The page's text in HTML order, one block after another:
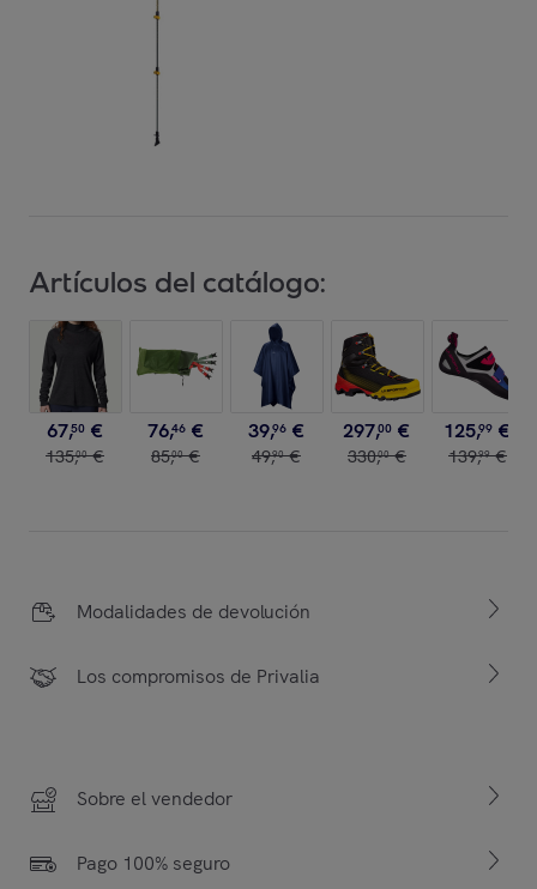
Artículos del catálogo:
67,50 €
135,00 €
76,46 €
85,00 €
39,96 €
49,90 €
297,00 €
330,00 €
125,99 €
139,99 €
Modalidades de devolución
Los compromisos de Privalia
Sobre el vendedor
Pago 100% seguro